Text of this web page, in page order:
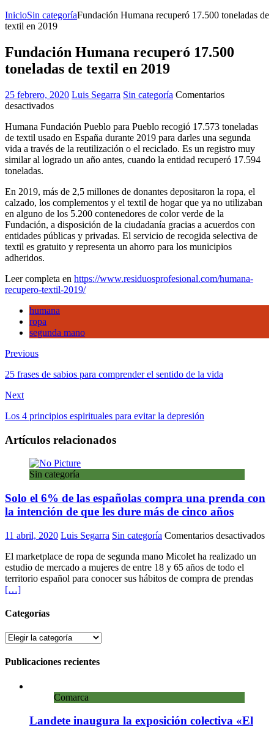
InicioSin categoríaFundación Humana recuperó 17.500 toneladas de
textil en 2019
Fundación Humana recuperó 17.500
toneladas de textil en 2019
25 febrero, 2020 Luis Segarra Sin categoría Comentarios
desactivadosen
Humana
recuperó
17.500
toneladas
en
2019
Humana Fundación Pueblo para Pueblo recogió 17.573 toneladas
de textil usado en España durante 2019 para darles una segunda
vida a través de la reutilización o el reciclado. Es un registro muy
similar al logrado un año antes, cuando la entidad recuperó 17.594
toneladas.
En 2019, más de 2,5 millones de donantes depositaron la ropa, el
calzado, los complementos y el textil de hogar que ya no utilizaban
en alguno de los 5.200 contenedores de color verde de la
Fundación, a disposición de la ciudadanía gracias a acuerdos con
entidades públicas y privadas. El servicio de recogida selectiva de
textil es gratuito y representa un ahorro para los municipios
adheridos.
Leer completa en https://www.residuosprofesional.com/humana-
recupero-textil-2019/
humana
ropa
segunda mano
Previous
25 frases de sabios para comprender el sentido de la vida
Next
Los 4 principios espirituales para evitar la depresión
Artículos relacionados
Sin categoría
Solo el 6% de las españolas compra una prenda con
la intención de que les dure más de cinco años
11 abril, 2020 Luis Segarra Sin categoría Comentarios desactivadosen
El marketplace de ropa de segunda mano Micolet ha realizado un
estudio de mercado a mujeres de entre 18 y 65 años de todo el
territorio español para conocer sus hábitos de compra de prendas
[…]
Categorías
Categorías
Publicaciones recientes
Comarca
Landete inaugura la exposición colectiva «El